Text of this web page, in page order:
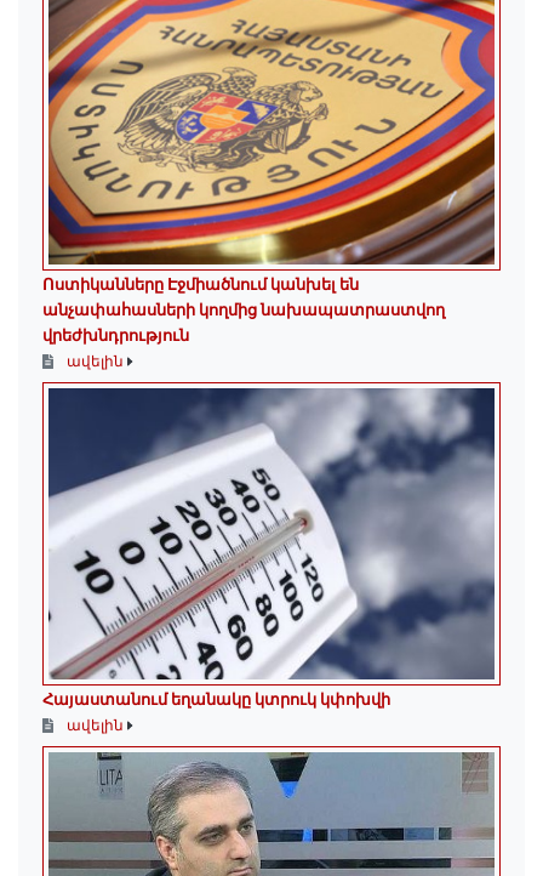
Ոստիկանները Էջմիածնում կանխել են
անչափահասների կողմից նախապատրաստվող
վրեժխնդրություն
ավելին
Հայաստանում եղանակը կտրուկ կփոխվի
ավելին